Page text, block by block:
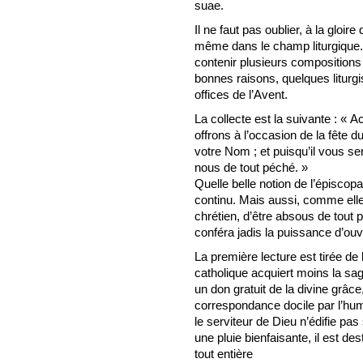
suae.
Il ne faut pas oublier, à la gloire
même dans le champ
contenir plusieurs
bonnes raisons, quelques
offices de l’Avent.
La collecte est la suivante : «
offrons à l’occasion de la fête
votre Nom ; et puisqu’il vous
nous de tout péché. »
Quelle belle notion de
continu. Mais aussi, comme
chrétien, d’être absous de tout
conféra jadis la puissance
La première lecture est tirée
catholique acquiert moins la
un don gratuit de la divine
correspondance docile par
le serviteur de Dieu n’édifie
une pluie bienfaisante, il est
tout entière